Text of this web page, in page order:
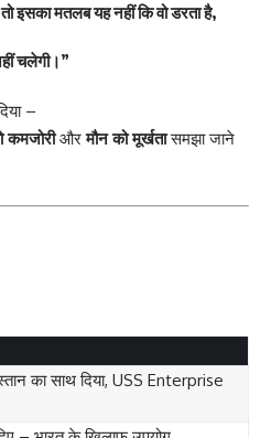
इसका मतलब यह नहीं कि वो डरता है,
चलेगी।”
–
कमजोरीऔरमौन को मूर्खतासमझा जाने
का साथ दिया, USS Enterprise